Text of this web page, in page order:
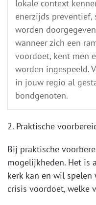
lokale context
enerzijds
worden
wanneer zich een
voordoet, kent men
worden ingespeeld.
in jouw regio al
bondgenoten.
2. Praktische
Bij praktische
mogelijkheden. Het is
kerk kan en wil spelen
crisis voordoet, welke